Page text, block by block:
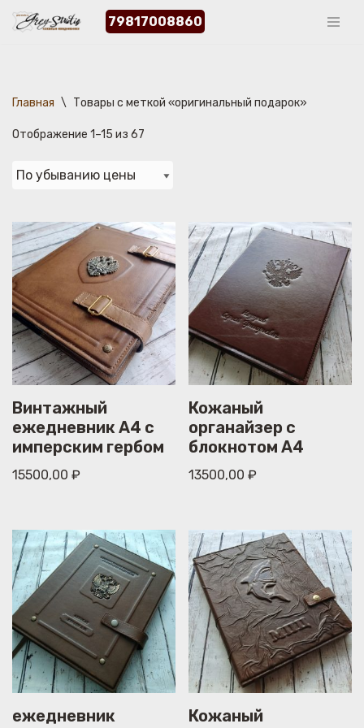
79817008860
Главная \ Товары с меткой «оригинальный подарок»
Отображение 1–15 из 67
Винтажный
ежедневник А4 с
имперским гербом
15500,00 ₽
Кожаный
органайзер с
блокнотом А4
13500,00₽
ежедневник
Кожаный